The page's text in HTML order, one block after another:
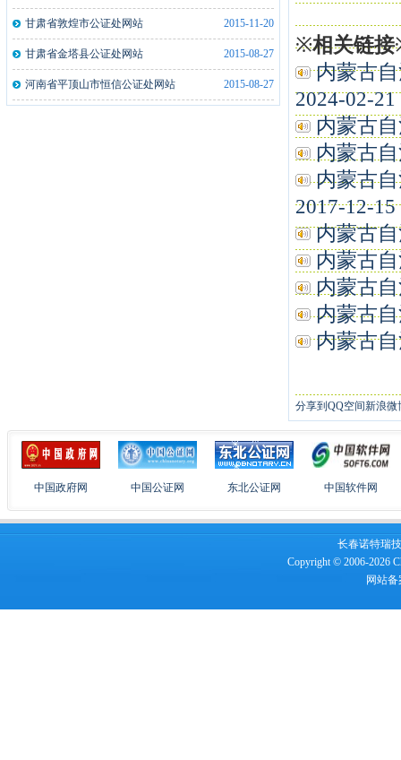
安徽来安县公证处指纹采集仪2台 2019-01-21
甘肃省敦煌市公证处网站 2015-11-20
甘肃省金塔县公证处网站 2015-08-27
河南省平顶山市恒信公证处网站 2015-08-27
※相关链接
内蒙古
2024-02-21
内蒙古
内蒙古
内蒙古
2017-12-15
内蒙古
内蒙古
内蒙古
内蒙古
内蒙古
分享到 QQ空间新浪微
中国政府网 中国公证网 东北公证网 中国软件网
长春诺特瑞
Copyright © 2006-2026
网站